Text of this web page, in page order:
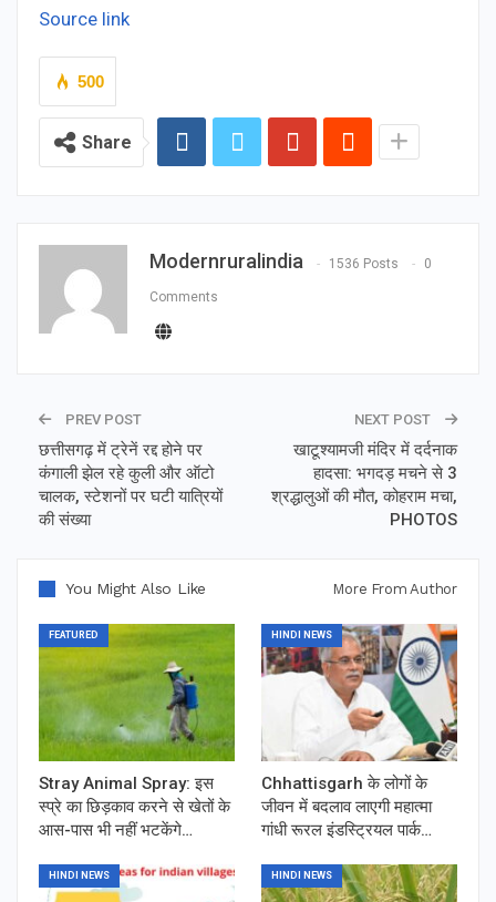
Source link
500
Share
Modernruralindia 1536 Posts 0
Comments
PREV POST
छत्तीसगढ़ में ट्रेनें रद्द होने पर
कंगाली झेल रहे कुली और ऑटो
चालक, स्टेशनों पर घटी यात्रियों
की संख्या
NEXT POST
खाटूश्यामजी मंदिर में दर्दनाक
हादसा: भगदड़ मचने से 3
श्रद्धालुओं की मौत, कोहराम मचा,
PHOTOS
You Might Also Like More From Author
FEATURED
Stray Animal Spray: इस
स्प्रे का छिड़काव करने से खेतों के
आस-पास भी नहीं भटकेंगे…
HINDI NEWS
Chhattisgarh के लोगों के
जीवन में बदलाव लाएगी महात्मा
गांधी रूरल इंडस्ट्रियल पार्क…
HINDI NEWS HINDI NEWS